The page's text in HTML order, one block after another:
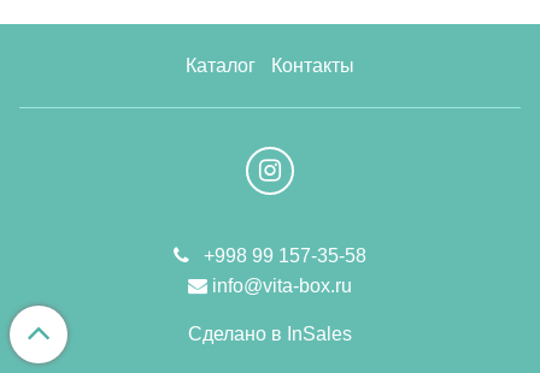
Каталог Контакты
+998 99 157-35-58
info@vita-box.ru
Сделано в InSales